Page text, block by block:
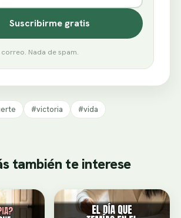
Suscribirme gratis
Nada de spam.
#victoria #vida
también te interese